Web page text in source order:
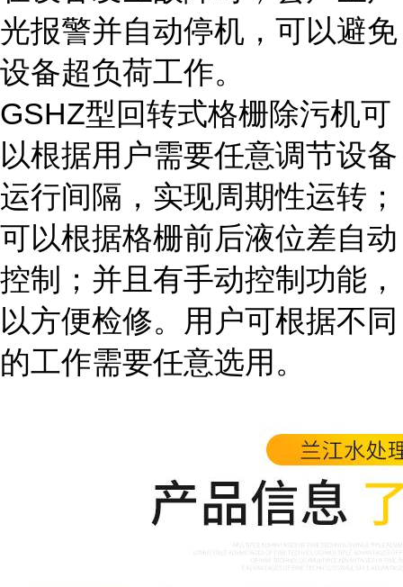
光报警并自动停机，可以避免
设备超负荷工作。
GSHZ型回转式格栅除污机可
以根据用户需要任意调节设备
运行间隔，实现周期性运转；
可以根据格栅前后液位差自动
控制；并且有手动控制功能，
以方便检修。用户可根据不同
的工作需要任意选用。